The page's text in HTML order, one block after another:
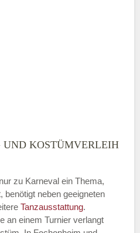
UND KOSTÜMVERLEIH
zu Karneval ein Thema,
benötigt neben geeigneten
Tanzausstattung.
an einem Turnier verlangt